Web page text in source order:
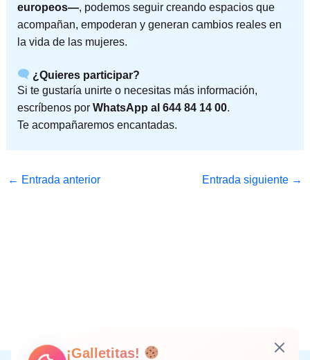
europeos—, podemos seguir creando espacios que
acompañan, empoderan y generan cambios reales en
la vida de las mujeres.
¿Quieres participar?
Si te gustaría unirte o necesitas más información,
escríbenos por WhatsApp al 644 84 14 00.
Te acompañaremos encantadas.
← Entrada anterior Entrada siguiente →
¡Galletitas!